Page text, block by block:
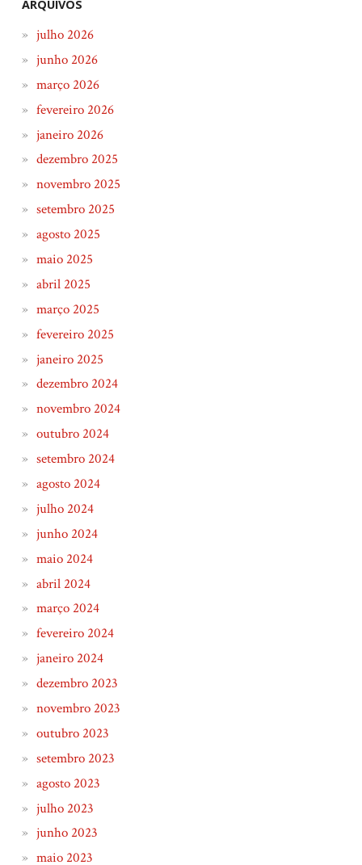
ARQUIVOS
julho 2026
junho 2026
março 2026
fevereiro 2026
janeiro 2026
dezembro 2025
novembro 2025
setembro 2025
agosto 2025
maio 2025
abril 2025
março 2025
fevereiro 2025
janeiro 2025
dezembro 2024
novembro 2024
outubro 2024
setembro 2024
agosto 2024
julho 2024
junho 2024
maio 2024
abril 2024
março 2024
fevereiro 2024
janeiro 2024
dezembro 2023
novembro 2023
outubro 2023
setembro 2023
agosto 2023
julho 2023
junho 2023
maio 2023